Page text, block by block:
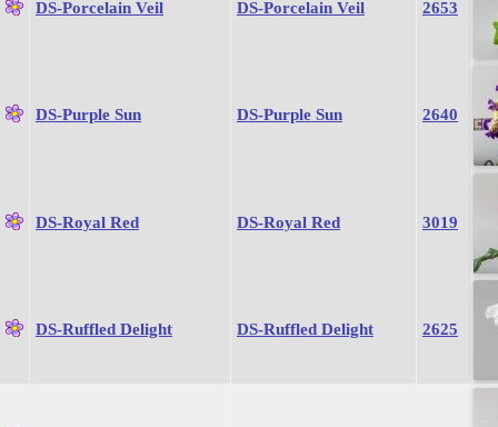
DS-Porcelain Veil DS-Porcelain Veil 2653
DS-Purple Sun DS-Purple Sun 2640
DS-Royal Red DS-Royal Red 3019
DS-Ruffled Delight DS-Ruffled Delight 2625